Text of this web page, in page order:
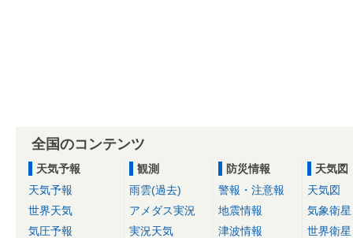
全国のコンテンツ
天気予報
天気予報
世界天気
気圧予報
観測
雨雲(過去)
アメダス実況
実況天気
防災情報
警報・注意報
地震情報
津波情報
天気図
天気図
気象衛星
世界衛星